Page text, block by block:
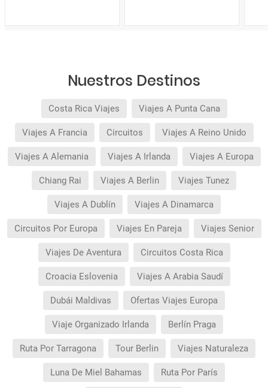
Nuestros Destinos
Costa Rica Viajes Viajes A Punta Cana
Viajes A Francia Circuitos Viajes A Reino Unido
Viajes A Alemania Viajes A Irlanda Viajes A Europa
Chiang Rai Viajes A Berlin Viajes Tunez
Viajes A Dublín Viajes A Dinamarca
Circuitos Por Europa Viajes En Pareja Viajes Senior
Viajes De Aventura Circuitos Costa Rica
Croacia Eslovenia Viajes A Arabia Saudí
Dubái Maldivas Ofertas Viajes Europa
Viaje Organizado Irlanda Berlín Praga
Ruta Por Tarragona Tour Berlin Viajes Naturaleza
Luna De Miel Bahamas Ruta Por París